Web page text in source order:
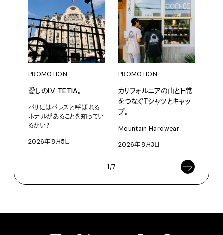
PROMOTION
愛しのLV TETIA。
パリにはパレスと呼ばれる
ホテルがあることを知ってい
るかい？
2026年8月5日
PROMOTION
カリフォルニアの山と日常
をつなぐＴシャツとキャッ
プ。
Mountain Hardwear
2026年8月3日
1/7